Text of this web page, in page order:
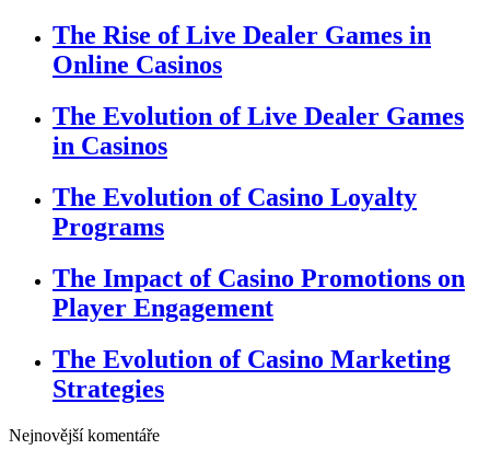
The Rise of Live Dealer Games in
Online Casinos
The Evolution of Live Dealer Games
in Casinos
The Evolution of Casino Loyalty
Programs
The Impact of Casino Promotions on
Player Engagement
The Evolution of Casino Marketing
Strategies
Nejnovější komentáře